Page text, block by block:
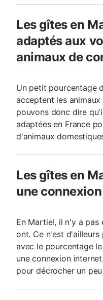
Les gîtes en
adaptés aux
animaux de
Un petit pourcentage
acceptent les
pouvons donc dire
adaptées en France
d'animaux
Les gîtes en
une
En Martiel, il n'y a pas
ont. Ce n'est d'ailleurs
avec le pourcentage
une connexion
pour décrocher un